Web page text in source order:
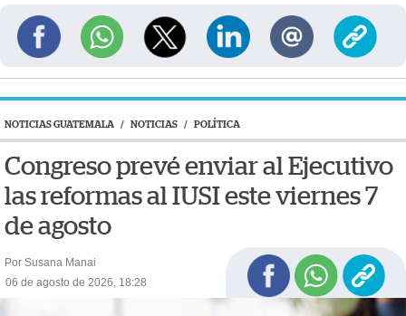
NOTICIAS GUATEMALA / NOTICIAS / POLÍTICA
Congreso prevé enviar al Ejecutivo
las reformas al IUSI este viernes 7
de agosto
Por Susana Manai
06 de agosto de 2026, 18:28